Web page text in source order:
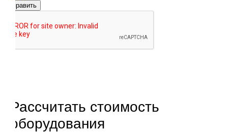
Отправить
Рассчитать стоимость
оборудования